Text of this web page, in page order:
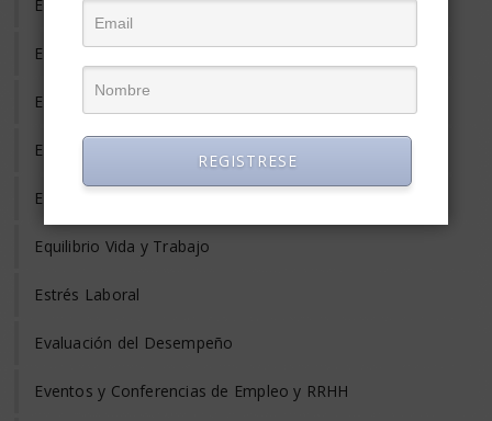
Empleo Freelance
Empleo Informal
Empleo Temporal
Emprendedores
Entrevista de Trabajo
Equilibrio Vida y Trabajo
Estrés Laboral
Evaluación del Desempeño
Eventos y Conferencias de Empleo y RRHH
REGISTRESE